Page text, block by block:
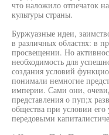
что наложило отпечаток
культуры страны.
Буржуазные идеи,
в различных областях: в
просвещении. Но
необходимость для
создания условий
понимали немногие
империи. Сами они,
представления о пуп;х
общества при условии
передовыми